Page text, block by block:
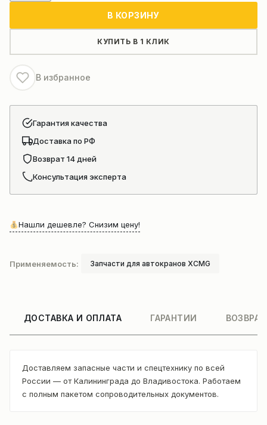
В КОРЗИНУ
КУПИТЬ В 1 КЛИК
В избранное
Гарантия качества
Доставка по РФ
Возврат 14 дней
Консультация эксперта
Нашли дешевле? Снизим цену!
Применяемость: Запчасти для автокранов XCMG
ДОСТАВКА И ОПЛАТА ГАРАНТИИ
Доставляем запасные части и спецтехнику по всей
России — от Калининграда до Владивостока. Работаем
с полным пакетом сопроводительных документов.